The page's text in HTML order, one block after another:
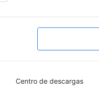
Centro de descargas